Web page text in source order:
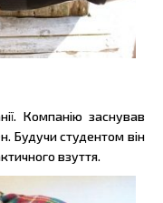
Компанію заснував
Будучи студентом він
взуття.